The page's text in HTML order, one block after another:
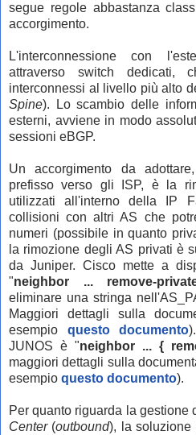
segue regole abbastanza
accorgimento.
L'interconnessione con
attraverso switch dedicati,
interconnessi al livello più alto
Spine). Lo scambio delle
esterni, avviene in modo
sessioni eBGP.
Un accorgimento da
prefisso verso gli ISP, è la
utilizzati all'interno della IP
collisioni con altri AS che
numeri (possibile in quanto
la rimozione degli AS privati è
da Juniper. Cisco mette a
"neighbor ... remove-
eliminare una stringa
Maggiori dettagli sulla
esempio questo documento
JUNOS è "neighbor ... {
maggiori dettagli sulla
esempio questo documento).
Per quanto riguarda la gestione
Center(outbound), la soluzione